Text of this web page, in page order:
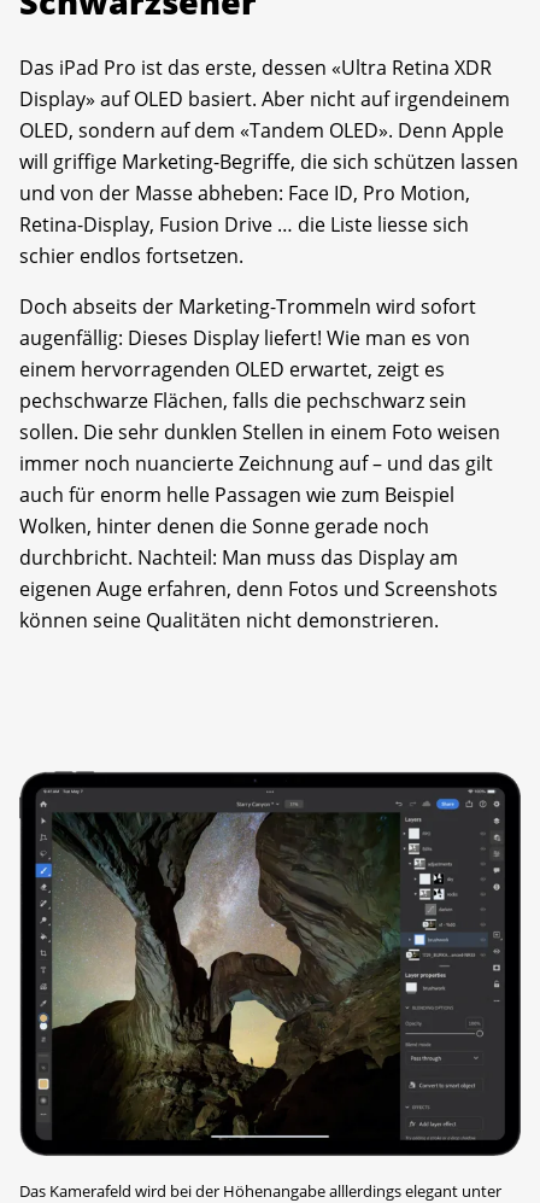
Das iPad Pro ist das erste, dessen «Ultra Retina XDR
Display» auf OLED basiert. Aber nicht auf irgendeinem
OLED, sondern auf dem «Tandem OLED». Denn Apple
will griffige Marketing-Begriffe, die sich schützen lassen
und von der Masse abheben: Face ID, Pro Motion,
Retina-Display, Fusion Drive … die Liste liesse sich
schier endlos fortsetzen.
Doch abseits der Marketing-Trommeln wird sofort
augenfällig: Dieses Display liefert! Wie man es von
einem hervorragenden OLED erwartet, zeigt es
pechschwarze Flächen, falls die pechschwarz sein
sollen. Die sehr dunklen Stellen in einem Foto weisen
immer noch nuancierte Zeichnung auf – und das gilt
auch für enorm helle Passagen wie zum Beispiel
Wolken, hinter denen die Sonne gerade noch
durchbricht. Nachteil: Man muss das Display am
eigenen Auge erfahren, denn Fotos und Screenshots
können seine Qualitäten nicht demonstrieren.
Das Kamerafeld wird bei der Höhenangabe alllerdings elegant unter